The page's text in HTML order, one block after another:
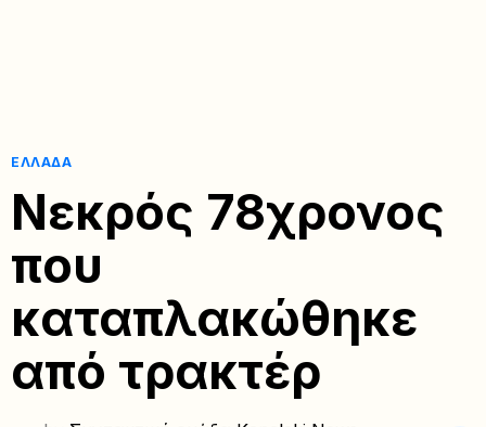
ΕΛΛΆΔΑ
Νεκρός 78χρονος
που
καταπλακώθηκε
από τρακτέρ